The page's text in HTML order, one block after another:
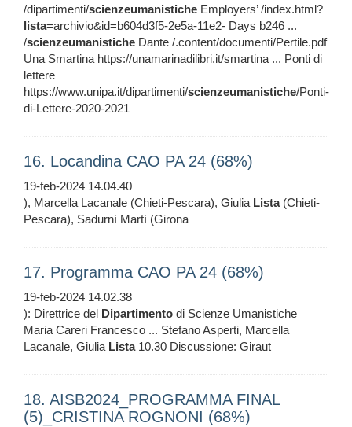
/dipartimenti/scienzeumanistiche Employers’ /index.html?
lista=archivio&id=b604d3f5-2e5a-11e2- Days b246 ...
/scienzeumanistiche Dante /.content/documenti/Pertile.pdf
Una Smartina https://unamarinadilibri.it/smartina ... Ponti di
lettere
https://www.unipa.it/dipartimenti/scienzeumanistiche/Ponti-
di-Lettere-2020-2021
16. Locandina CAO PA 24 (68%)
19-feb-2024 14.04.40
), Marcella Lacanale (Chieti-Pescara), Giulia Lista(Chieti-
Pescara), Sadurní Martí (Girona
17. Programma CAO PA 24 (68%)
19-feb-2024 14.02.38
): Direttrice del Dipartimento di Scienze Umanistiche
Maria Careri Francesco ... Stefano Asperti, Marcella
Lacanale, Giulia Lista10.30 Discussione: Giraut
18. AISB2024_PROGRAMMA FINAL
(5)_CRISTINA ROGNONI (68%)